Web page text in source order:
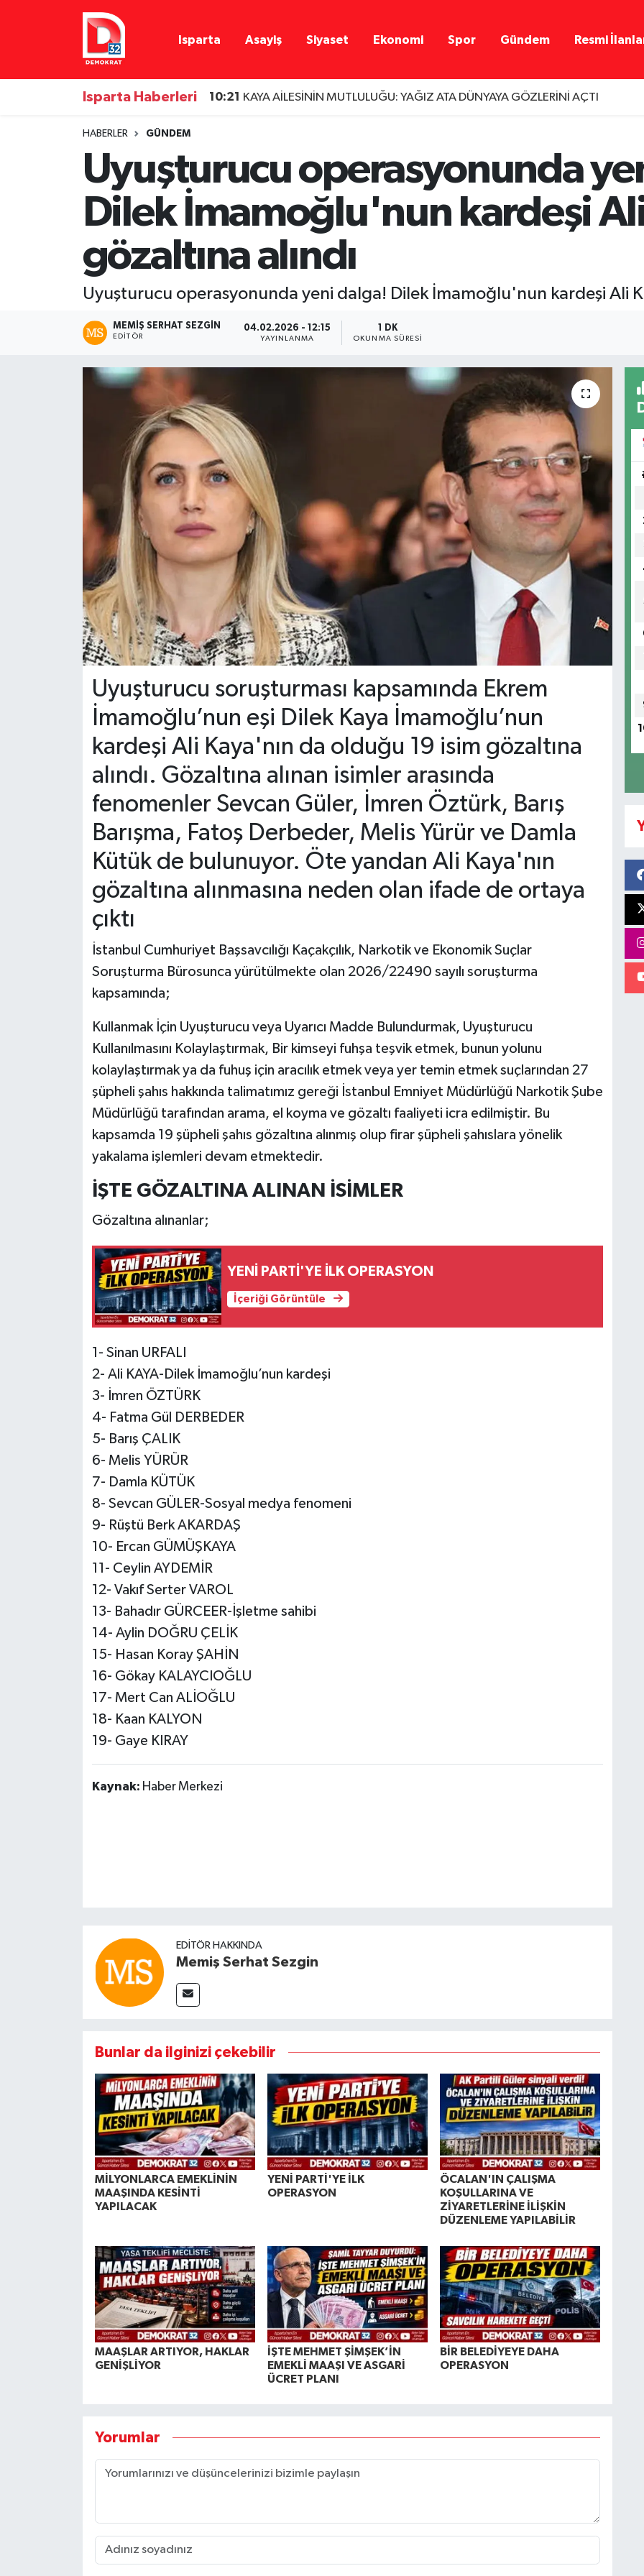
Isparta Asayiş Siyaset Ekonomi Spor Gündem Resmi
Isparta Haberleri 10:21 KAYA AİLESİNİN MUTLULUĞU: YAĞIZ ATA DÜNYAYA GÖZLERİNİ AÇTI
HABERLER GÜNDEM
Uyuşturucu operasyonunda
Dilek İmamoğlu'nun kardeşi
gözaltına alındı
Uyuşturucu operasyonunda yeni dalga! Dilek İmamoğlu'nun kardeşi Ali
MEMIŞ SERHAT SEZGIN
EDITÖR
04.02.2026 - 12:15
YAYINLANMA
1 DK
OKUNMA SÜRESI
Uyuşturucu soruşturması kapsamında Ekrem
İmamoğlu’nun eşi Dilek Kaya İmamoğlu’nun
kardeşi Ali Kaya'nın da olduğu 19 isim gözaltına
alındı. Gözaltına alınan isimler arasında
fenomenler Sevcan Güler, İmren Öztürk, Barış
Barışma, Fatoş Derbeder, Melis Yürür ve Damla
Kütük de bulunuyor. Öte yandan Ali Kaya'nın
gözaltına alınmasına neden olan ifade de ortaya
çıktı
İstanbul Cumhuriyet Başsavcılığı Kaçakçılık, Narkotik ve Ekonomik Suçlar
Soruşturma Bürosunca yürütülmekte olan 2026/22490 sayılı soruşturma
kapsamında;
Kullanmak İçin Uyuşturucu veya Uyarıcı Madde Bulundurmak, Uyuşturucu
Kullanılmasını Kolaylaştırmak, Bir kimseyi fuhşa teşvik etmek, bunun yolunu
kolaylaştırmak ya da fuhuş için aracılık etmek veya yer temin etmek suçlarından 27
şüpheli şahıs hakkında talimatımız gereği İstanbul Emniyet Müdürlüğü Narkotik Şube
Müdürlüğü tarafından arama, el koyma ve gözaltı faaliyeti icra edilmiştir. Bu
kapsamda 19 şüpheli şahıs gözaltına alınmış olup firar şüpheli şahıslara yönelik
yakalama işlemleri devam etmektedir.
İŞTE GÖZALTINA ALINAN İSİMLER
Gözaltına alınanlar;
YENİ PARTİ'YE İLK OPERASYON
İçeriği Görüntüle
1- Sinan URFALI
2- Ali KAYA-Dilek İmamoğlu’nun kardeşi
3- İmren ÖZTÜRK
4- Fatma Gül DERBEDER
5- Barış ÇALIK
6- Melis YÜRÜR
7- Damla KÜTÜK
8- Sevcan GÜLER-Sosyal medya fenomeni
9- Rüştü Berk AKARDAŞ
10- Ercan GÜMÜŞKAYA
11- Ceylin AYDEMİR
12- Vakıf Serter VAROL
13- Bahadır GÜRCEER-İşletme sahibi
14- Aylin DOĞRU ÇELİK
15- Hasan Koray ŞAHİN
16- Gökay KALAYCIOĞLU
17- Mert Can ALİOĞLU
18- Kaan KALYON
19- Gaye KIRAY
Kaynak: Haber Merkezi
EDITÖR HAKKINDA
Memiş Serhat Sezgin
Bunlar da ilginizi çekebilir
MİLYONLARCA EMEKLİNİN
MAAŞINDA KESİNTİ
YAPILACAK
YENİ PARTİ'YE İLK
OPERASYON
ÖCALAN'IN ÇALIŞMA
KOŞULLARINA VE
ZİYARETLERİNE İLİŞKİN
DÜZENLEME YAPILABİLİR
MAAŞLAR ARTIYOR, HAKLAR
GENİŞLİYOR
İŞTE MEHMET ŞİMŞEK’İN
EMEKLİ MAAŞI VE ASGARİ
ÜCRET PLANI
BİR BELEDİYEYE DAHA
OPERASYON
Yorumlar
Isparta Nöbetçi Eczaneler
Isparta Hava Durumu
Isparta Namaz Vakitleri
Isparta Trafik Yoğunluk Haritası
Süper Lig Puan Durumu ve Fikstür
Tüm Manşetler
Son Dakika Haberleri